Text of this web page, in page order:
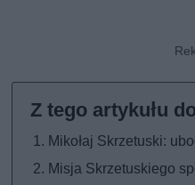
Mikołaj Skrzetuski:
Misja Skrzetuskiego